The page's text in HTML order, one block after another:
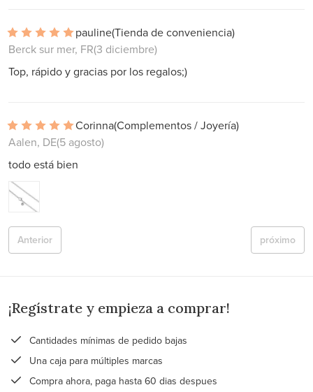
pauline(Tienda de conveniencia)
Berck sur mer, FR(3 diciembre)
Top, rápido y gracias por los regalos;)
Corinna(Complementos / Joyería)
Aalen, DE(5 agosto)
todo está bien
próximo
Anterior
¡Regístrate y empieza a comprar!
Cantidades mínimas de pedido bajas
Una caja para múltiples marcas
Compra ahora, paga hasta 60 dias despues